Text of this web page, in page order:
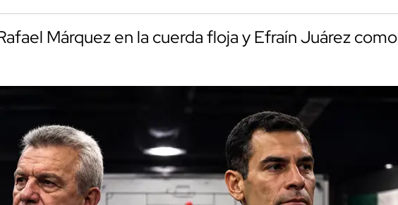
Márquez en la cuerda floja y Efraín Juárez como